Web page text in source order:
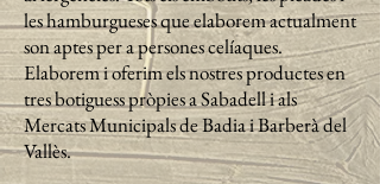
les hamburgueses que elaborem actualment
son aptes per a persones celíaques.
Elaborem i oferim els nostres productes en
tres botiguess pròpies a Sabadell i als
Mercats Municipals de Badia i Barberà del
Vallès.